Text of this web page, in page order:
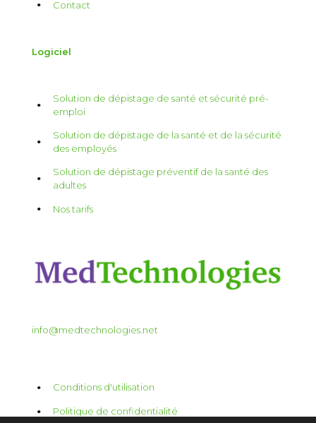
Contact
Logiciel
Solution de dépistage de santé et sécurité pré-
emploi
Solution de dépistage de la santé et de la sécurité
des employés
Solution de dépistage préventif de la santé des
adultes
Nos tarifs
info@medtechnologies.net
Conditions d'utilisation
Politique de confidentialité